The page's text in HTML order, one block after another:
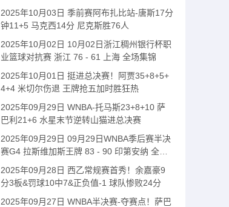
2025年10月03日 季前赛阿布扎比站-唐斯17分
钟11+5 马克西14分 尼克斯胜76人
2025年10月02日 10月02日浙江稠州银行杯职
业篮球对抗赛 浙江 76 - 61 上海 全场集锦
2025年10月01日 挺进总决赛！阿贾35+8+5+
4+4 米切尔伤退 王牌抢五加时胜狂热
2025年09月29日 WNBA-托马斯23+8+10 萨
巴利21+6 水星末节逆转山猫进总决赛
2025年09月29日 09月29日WNBA季后赛半决
赛G4 拉斯维加斯王牌 83 - 90 印第安纳 全场
2025年09月28日 西乙常规赛首秀！余嘉豪9
分3板&罚球10中7&正负值-1 球队惨败24分
2025年09月27日 WNBA半决赛-夺赛点！萨巴